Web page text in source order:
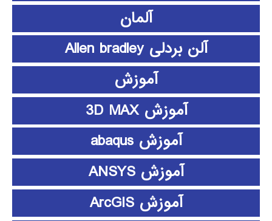
آلمان
آلن بردلی Allen bradley
آموزش
آموزش 3D MAX
آموزش abaqus
آموزش ANSYS
آموزش ArcGIS